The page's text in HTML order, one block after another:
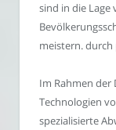
sind in die
meistern. durch
Im Rahmen der
Technologien
spezialisierte